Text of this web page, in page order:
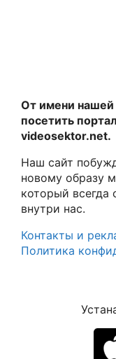
От имени
посетить
videosektor.net.
Наш сайт
новому образу
который всегда
внутри нас.
Контакты и
Политика